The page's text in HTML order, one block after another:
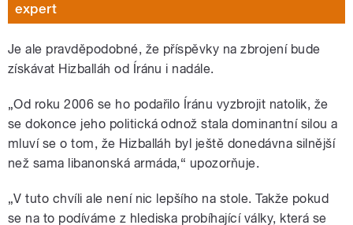
expert
Je ale pravděpodobné, že příspěvky na zbrojení bude
získávat Hizballáh od Íránu i nadále.
„Od roku 2006 se ho podařilo Íránu vyzbrojit natolik, že
se dokonce jeho politická odnož stala dominantní silou a
mluví se o tom, že Hizballáh byl ještě donedávna silnější
než sama libanonská armáda,“ upozorňuje.
„V tuto chvíli ale není nic lepšího na stole. Takže pokud
se na to podíváme z hlediska probíhající války, která se